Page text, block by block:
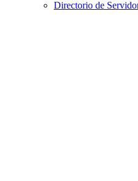
Directorio de